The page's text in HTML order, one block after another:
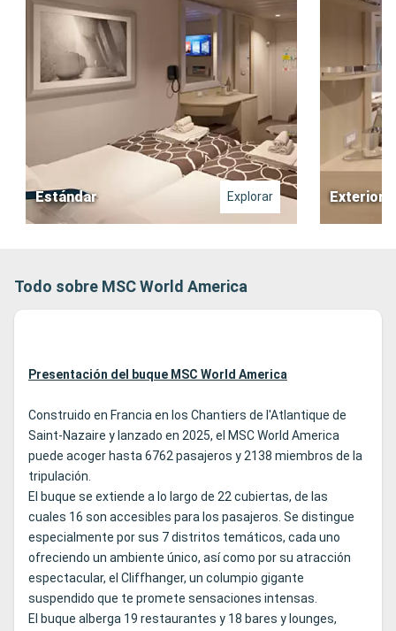
Estándar Explorar Exterior
Todo sobre MSC World America
Presentación del buque MSC World America
Construido en Francia en los Chantiers de l'Atlantique de
Saint-Nazaire y lanzado en 2025, el MSC World America
puede acoger hasta 6762 pasajeros y 2138 miembros de la
tripulación.
El buque se extiende a lo largo de 22 cubiertas, de las
cuales 16 son accesibles para los pasajeros. Se distingue
especialmente por sus 7 distritos temáticos, cada uno
ofreciendo un ambiente único, así como por su atracción
espectacular, el Cliffhanger, un columpio gigante
suspendido que te promete sensaciones intensas.
El buque alberga 19 restaurantes y 18 bares y lounges,